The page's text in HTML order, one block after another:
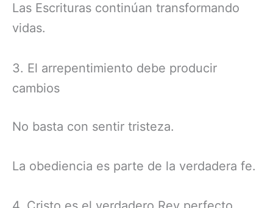
Las Escrituras continúan transformando
vidas.
3. El arrepentimiento debe producir
cambios
No basta con sentir tristeza.
La obediencia es parte de la verdadera fe.